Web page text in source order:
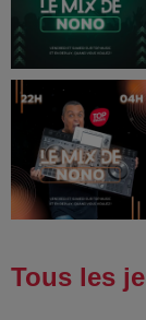
Tous les